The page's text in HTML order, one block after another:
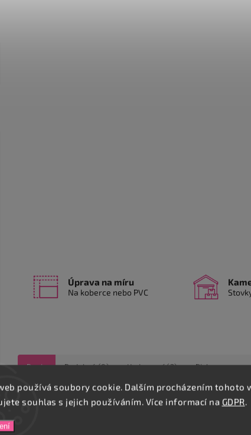
používá soubory cookie. Dalším procházením tohoto
souhlas s jejich používáním. Více informací na GDPR.
Úprava na míru
Na koberce nebo PVC
Popis Podobné (8) Hodnocení (2) Diskuze
Detailní popis produktu